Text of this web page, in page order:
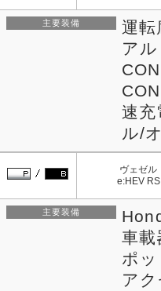
主要装備
運
ア
速
ル/
ヴェゼル
e:HEV RS
主要装備
車
ポ
ア